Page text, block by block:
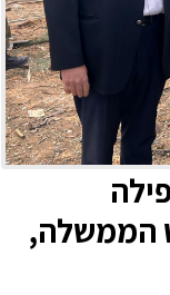
הממשלה,
סודי